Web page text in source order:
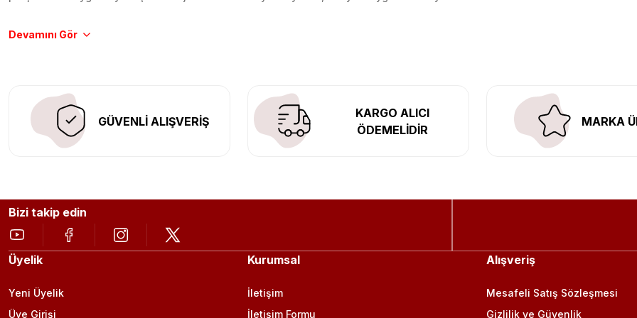
Tüm ürünlerimiz orijinal, dayanıklı ve uzun ömürlüdür. İstanbul’daki montaj merkezimizde profesyonel montaj yapıyor,
GÜVENLİ ALIŞVERİŞ
KARGO ALICI
ÖDEMELİDİR
MARKA
Bizi takip edin
Üyelik
Yeni Üyelik
Üye Girişi
Kurumsal
İletişim
İletişim Formu
Alışveriş
Mesafeli Satış Sözleşmesi
Gizlilik ve Güvenlik